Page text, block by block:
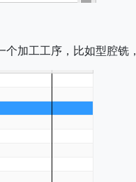
加工工序，比如型腔铣，